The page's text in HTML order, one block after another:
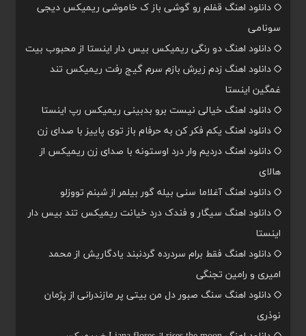
دانلود اهنگ قفلم رو گوشی باز ک خاموشی ریمیکس دیجی
سونامی
دانلود اهنگ دو رنگی ریمیکس بیس دار اینستا از محبوب بیت
دانلود اهنگ زدم زیرش بازم سرم گیج رفت ریمیکس تند
غمگین اینستا
دانلود اهنگ خیالی نیست برو بدبینی ریمیکس رپ اینستا
دانلود اهنگ یکم فکر کن به حرفام باز توی پاییز با صدای زن
دانلود اهنگ دردیم وار درد اوستونه با صدای زن ریمیکس از
هالای
دانلود اهنگ آغلاما سنی بیله گور بیلمر از شبنم تووزلو
دانلود اهنگ سیگار و فندک درد خیانت ریمیکس تند بیس دار
اینستا
دانلود اهنگ فقط برام سردرده گردنبند یادگاریش از محمد
امیری و رامین تجنگی
دانلود اهنگ سنگ صبور دل من بیتی پر مازندرانی از پژمان
نوذری